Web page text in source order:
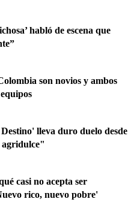
habló de escena que
son novios y ambos
lleva duro duelo desde
agridulce"
casi no acepta ser
rico, nuevo pobre'